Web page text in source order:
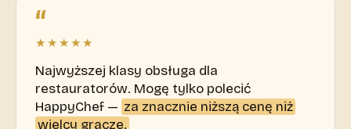
“
★★★★★
Najwyższej klasy obsługa dla
restauratorów. Mogę tylko polecić
HappyChef — za znacznie niższą cenę niż
wielcy gracze.